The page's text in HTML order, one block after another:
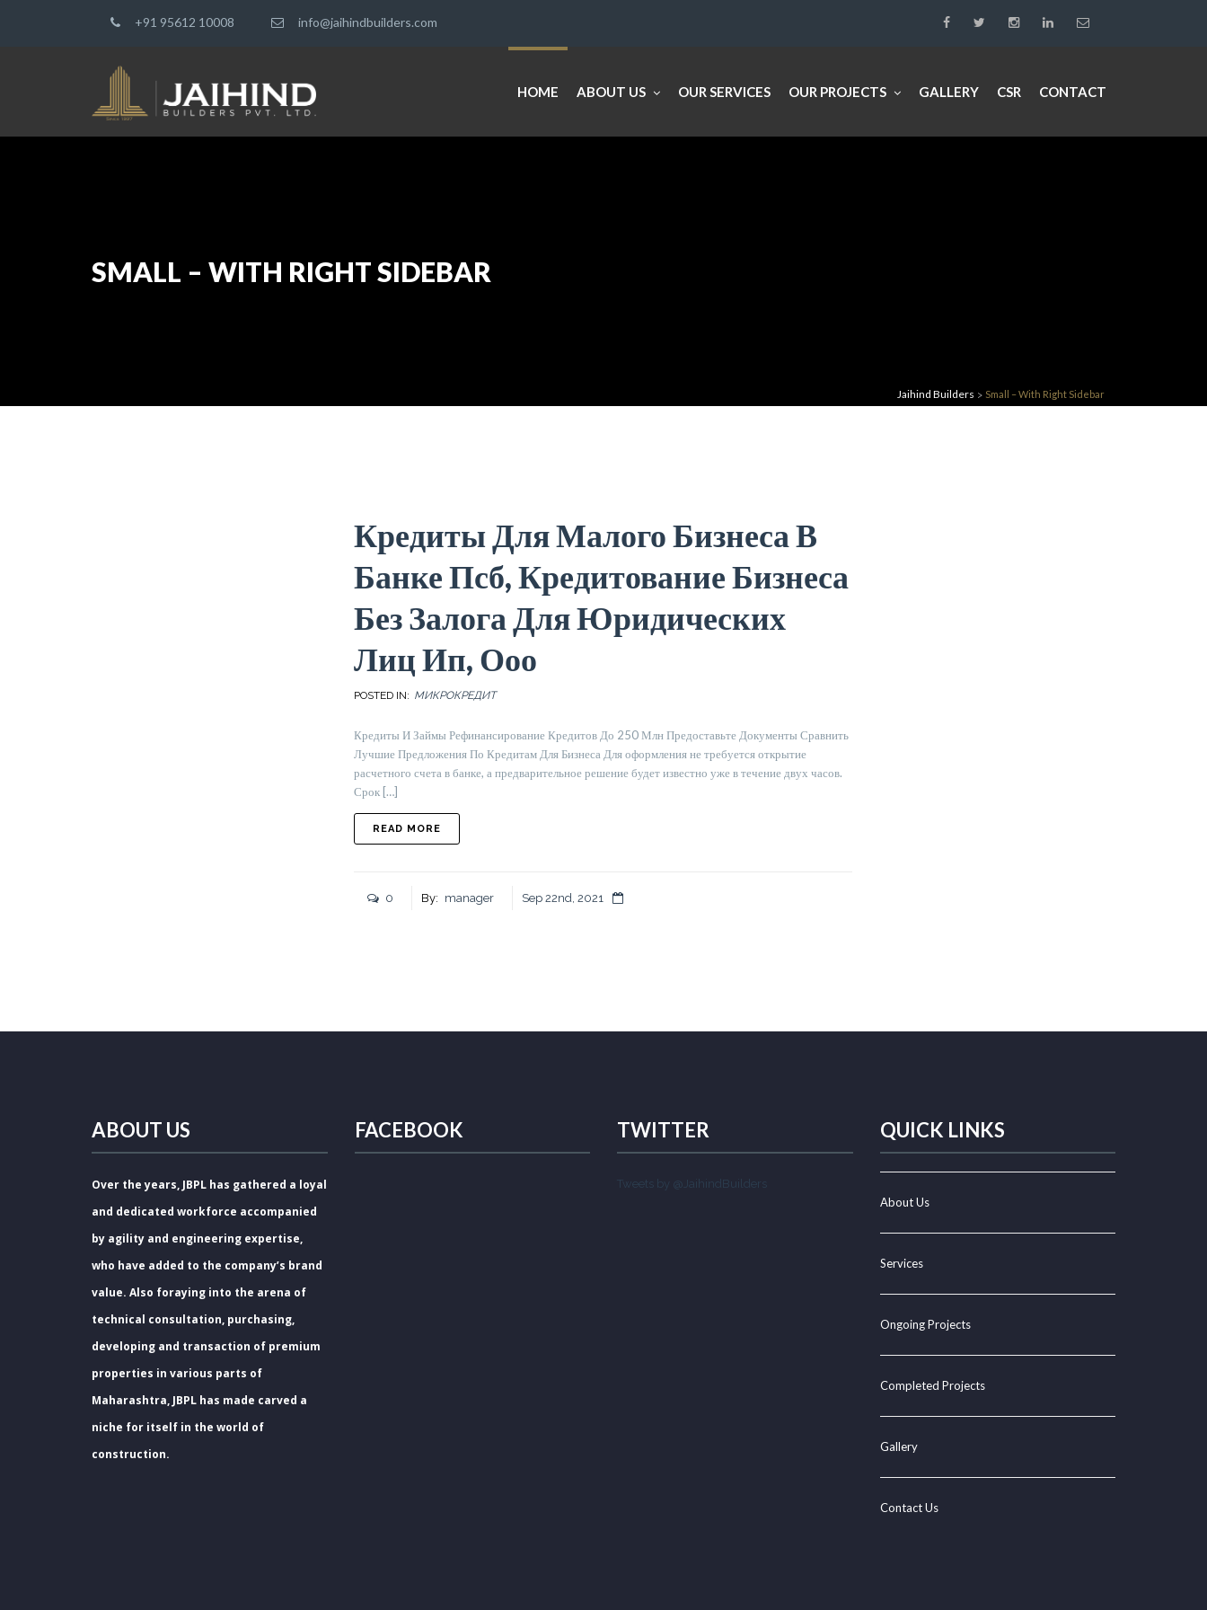
+91 95612 10008 info@jaihindbuilders.com
HOME ABOUT US OUR SERVICES OUR PROJECTS GALLERY CSR CONTACT
SMALL – WITH RIGHT SIDEBAR
Jaihind Builders > Small – With Right Sidebar
Кредиты Для Малого Бизнеса В
Банке Псб, Кредитование Бизнеса
Без Залога Для Юридических
Лиц Ип, Ооо
POSTED IN: МИКРОКРЕДИТ
Кредиты И Займы Рефинансирование Кредитов До 250 Млн Предоставьте Документы Сравнить
Лучшие Предложения По Кредитам Для Бизнеса Для оформления не требуется открытие
расчетного счета в банке, а предварительное решение будет известно уже в течение двух часов.
Срок […]
READ MORE
0 By: manager Sep 22nd, 2021
ABOUT US
Over the years, JBPL has gathered a loyal
and dedicated workforce accompanied
by agility and engineering expertise,
who have added to the company’s brand
value. Also foraying into the arena of
technical consultation, purchasing,
developing and transaction of premium
properties in various parts of
Maharashtra, JBPL has made carved a
niche for itself in the world of
construction.
FACEBOOK TWITTER
Tweets by @JaihindBuilders
QUICK LINKS
About Us
Services
Ongoing Projects
Completed Projects
Gallery
Contact Us